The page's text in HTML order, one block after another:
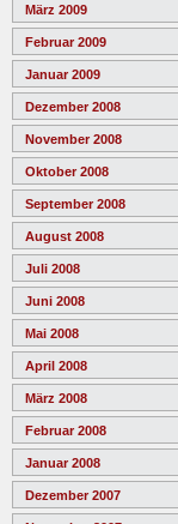
März 2009
Februar 2009
Januar 2009
Dezember 2008
November 2008
Oktober 2008
September 2008
August 2008
Juli 2008
Juni 2008
Mai 2008
April 2008
März 2008
Februar 2008
Januar 2008
Dezember 2007